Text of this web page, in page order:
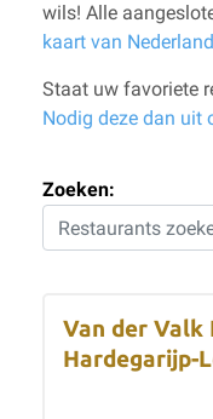
wils! Alle
kaart van Nederland
Staat uw favoriete
Nodig deze dan uit
Zoeken:
Van der Valk
Hardegarijp-